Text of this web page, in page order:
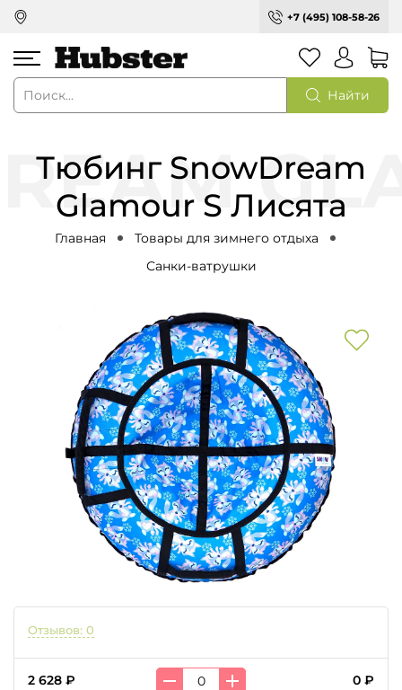
+7 (495) 108-58-26
Найти
Тюбинг SnowDream
Glamour S Лисята
Главная
Товары для зимнего отдыха
Санки-ватрушки
Отзывов: 0
2 628 ₽ 0 ₽